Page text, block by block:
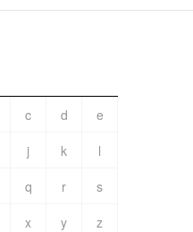
c d
e
j k
l
q r
s
x y
z